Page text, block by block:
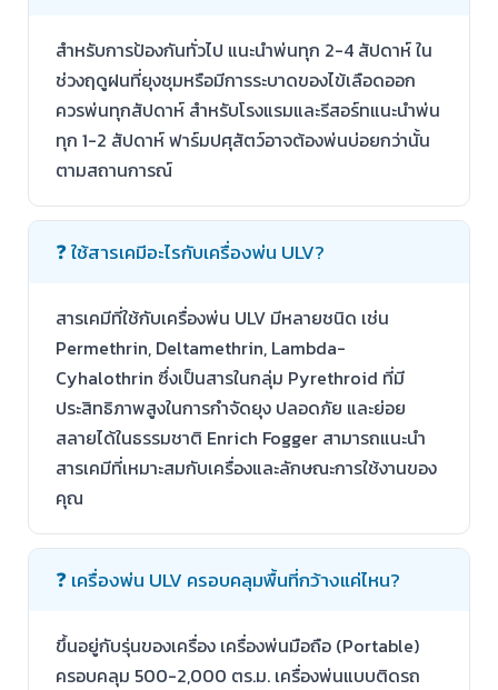
สำหรับการป้องกันทั่วไป แนะนำพ่นทุก 2-4 สัปดาห์ ใน
ช่วงฤดูฝนที่ยุงชุมหรือมีการระบาดของไข้เลือดออก
ควรพ่นทุกสัปดาห์ สำหรับโรงแรมและรีสอร์ทแนะนำพ่น
ทุก 1-2 สัปดาห์ ฟาร์มปศุสัตว์อาจต้องพ่นบ่อยกว่านั้น
ตามสถานการณ์
❓ ใช้สารเคมีอะไรกับเครื่องพ่น ULV?
สารเคมีที่ใช้กับเครื่องพ่น ULV มีหลายชนิด เช่น
Permethrin, Deltamethrin, Lambda-
Cyhalothrin ซึ่งเป็นสารในกลุ่ม Pyrethroid ที่มี
ประสิทธิภาพสูงในการกำจัดยุง ปลอดภัย และย่อย
สลายได้ในธรรมชาติ Enrich Fogger สามารถแนะนำ
สารเคมีที่เหมาะสมกับเครื่องและลักษณะการใช้งานของ
คุณ
❓ เครื่องพ่น ULV ครอบคลุมพื้นที่กว้างแค่ไหน?
ขึ้นอยู่กับรุ่นของเครื่อง เครื่องพ่นมือถือ (Portable)
ครอบคลุม 500-2,000 ตร.ม. เครื่องพ่นแบบติดรถ